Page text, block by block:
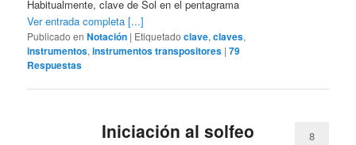
Habitualmente, clave de Sol en el pentagrama
Ver entrada completa [...]
Publicado en Notación | Etiquetado clave,claves,
instrumentos,instrumentos transpositores |79
Respuestas
Iniciación al solfeo 8